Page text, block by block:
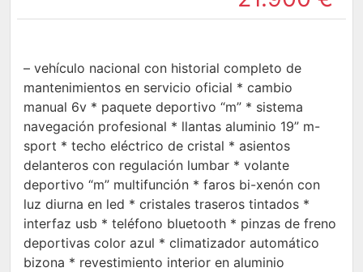
– vehículo nacional con historial completo de
mantenimientos en servicio oficial * cambio
manual 6v * paquete deportivo “m” * sistema
navegación profesional * llantas aluminio 19” m-
sport * techo eléctrico de cristal * asientos
delanteros con regulación lumbar * volante
deportivo “m” multifunción * faros bi-xenón con
luz diurna en led * cristales traseros tintados *
interfaz usb * teléfono bluetooth * pinzas de freno
deportivas color azul * climatizador automático
bizona * revestimiento interior en aluminio